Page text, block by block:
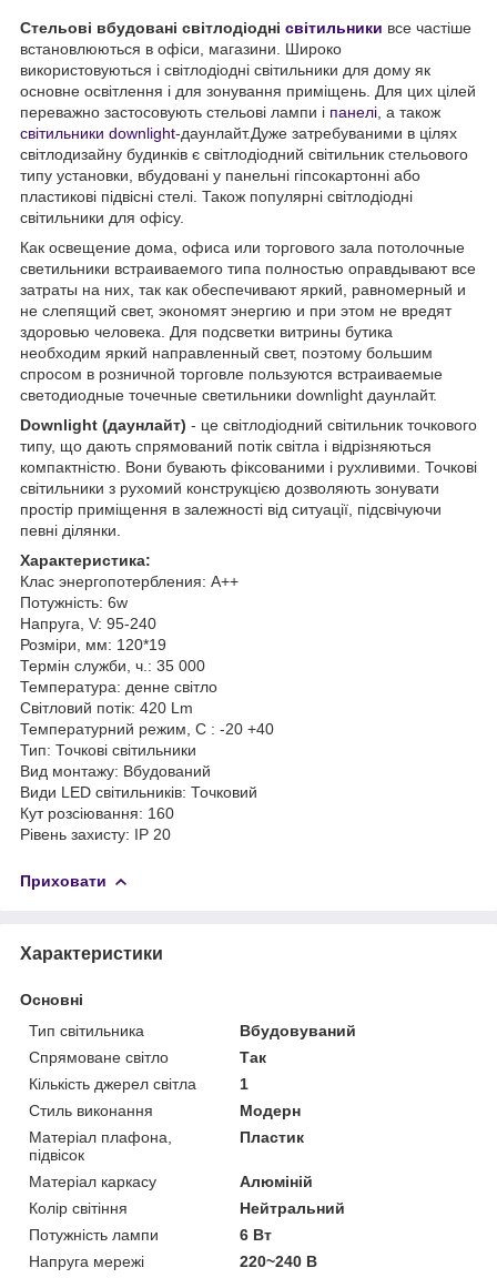
Стельові вбудовані світлодіодні світильники все частіше
встановлюються в офіси, магазини. Широко
використовуються і світлодіодні світильники для дому як
основне освітлення і для зонування приміщень. Для цих цілей
переважно застосовують стельові лампи і панелі , а також
світильники downlight-даунлайт.Дуже затребуваними в цілях
світлодизайну будинків є світлодіодний світильник стельового
типу установки, вбудовані у панельні гіпсокартонні або
пластикові підвісні стелі. Також популярні світлодіодні
світильники для офісу.
Как освещение дома, офиса или торгового зала потолочные
светильники встраиваемого типа полностью оправдывают все
затраты на них, так как обеспечивают яркий, равномерный и
не слепящий свет, экономят энергию и при этом не вредят
здоровью человека. Для подсветки витрины бутика
необходим яркий направленный свет, поэтому большим
спросом в розничной торговле пользуются встраиваемые
светодиодные точечные светильники downlight даунлайт.
Downlight (даунлайт) - це світлодіодний світильник точкового
типу, що дають спрямований потік світла і відрізняються
компактністю. Вони бувають фіксованими і рухливими. Точкові
світильники з рухомий конструкцією дозволяють зонувати
простір приміщення в залежності від ситуації, підсвічуючи
певні ділянки.
Характеристика:
Клас энергопотербления: A++
Потужність: 6w
Напруга, V: 95-240
Розміри, мм: 120*19
Термін служби, ч.: 35 000
Температура: денне світло
Світловий потік: 420 Lm
Температурний режим, C : -20 +40
Тип: Точкові світильники
Вид монтажу: Вбудований
Види LED світильників: Точковий
Кут розсіювання: 160
Рівень захисту: IP 20
Приховати
Характеристики
Основні
Тип світильника
Вбудовуваний
Спрямоване світло
Так
Кількість джерел світла
1
Стиль виконання
Модерн
Матеріал плафона,
підвісок
Пластик
Матеріал каркасу
Алюміній
Колір світіння
Нейтральний
Потужність лампи
6 Вт
Напруга мережі
220~240 В